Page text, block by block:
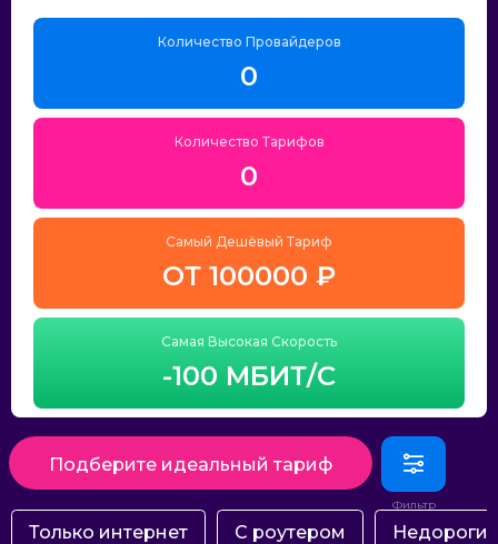
Количество Провайдеров
0
Количество Тарифов
0
Самый Дешёвый Тариф
ОТ 100000 ₽
Самая Высокая Скорость
-100 МБИТ/С
Подберите идеальный тариф
Только интернет С роутером Недорогие